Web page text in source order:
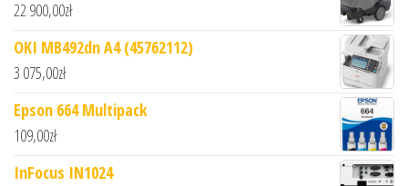
22 900,00zł
OKI MB492dn A4 (45762112)
3 075,00zł
Epson 664 Multipack
109,00zł
InFocus IN1024